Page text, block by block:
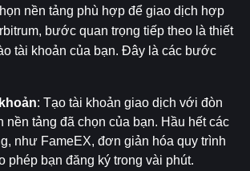
nền tảng phù hợp để giao dịch hợp
bước quan trọng tiếp theo là thiết
tài khoản của bạn. Đây là các bước
: Tạo tài khoản giao dịch với đòn
nền tảng đã chọn của bạn. Hầu hết các
như FameEX, đơn giản hóa quy trình
phép bạn đăng ký trong vài phút.